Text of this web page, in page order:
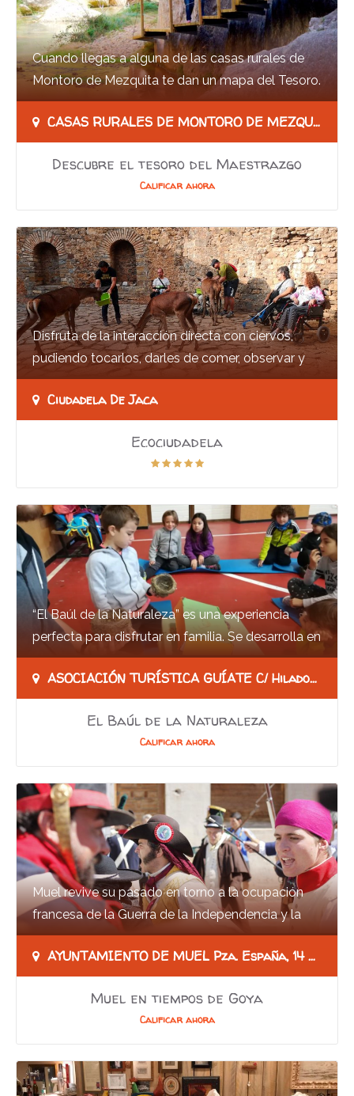
Cuando llegas a alguna de las casas rurales de
Montoro de Mezquita te dan un mapa del Tesoro.
Los turistas que lo tienen en sus manos se…
CASAS RURALES DE MONTORO DE MEZQUITA C/ Las Eras, 5, Montoro De Mezquita (Teruel)
Descubre el tesoro del Maestrazgo
Calificar ahora
Disfruta de la interacción directa con ciervos,
pudiendo tocarlos, darles de comer, observar y
conocer cómo se comporta una manada de…
Ciudadela De Jaca
Ecociudadela
“El Baúl de la Naturaleza” es una experiencia
perfecta para disfrutar en familia. Se desarrolla en
Anento, un pequeño pueblo de la Comarca…
ASOCIACIÓN TURÍSTICA GUÍATE C/ Hiladores Altos, 28, 50017, Daroca (Zaragoza)
El Baúl de la Naturaleza
Calificar ahora
Muel revive su pasado en torno a la ocupación
francesa de la Guerra de la Independencia y la
figura de Goya en una jornada de recreación y…
AYUNTAMIENTO DE MUEL Pza. España, 14 50450 Muel
Muel en tiempos de Goya
Calificar ahora